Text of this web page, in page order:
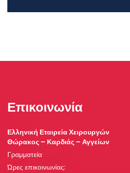
Επικοινωνία
Ελληνική Εταιρεία Χειρουργών
Θώρακος – Καρδιάς – Αγγείων
Γραμματεία
Ώρες επικοινωνίας: